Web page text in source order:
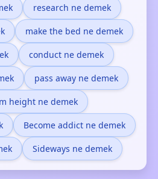
research ne demek
make the bed ne demek
conduct ne demek
pass away ne demek
height ne demek
Become addict ne demek
Sideways ne demek